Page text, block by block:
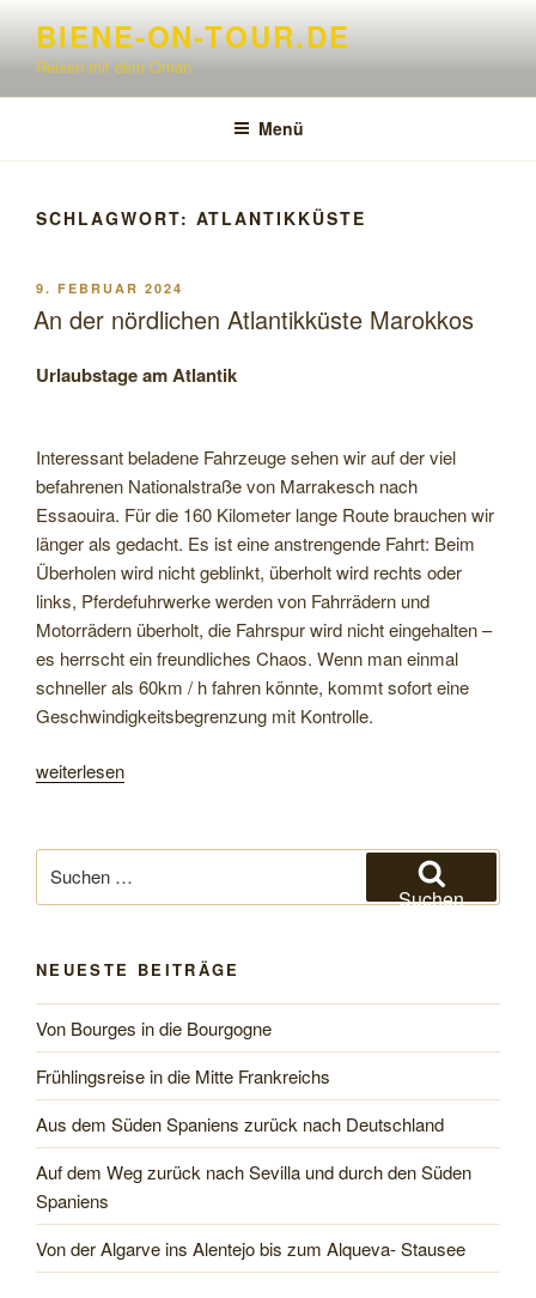
springen
BIENE-ON-TOUR.DE
Reisen mit dem Oman
Menü
SCHLAGWORT: ATLANTIKKÜSTE
VERÖFFENTLICHT
AM
9. FEBRUAR 2024
An der nördlichen Atlantikküste Marokkos
Urlaubstage am Atlantik
Interessant beladene Fahrzeuge sehen wir auf der viel
befahrenen Nationalstraße von Marrakesch nach
Essaouira. Für die 160 Kilometer lange Route brauchen wir
länger als gedacht. Es ist eine anstrengende Fahrt: Beim
Überholen wird nicht geblinkt, überholt wird rechts oder
links, Pferdefuhrwerke werden von Fahrrädern und
Motorrädern überholt, die Fahrspur wird nicht eingehalten –
es herrscht ein freundliches Chaos. Wenn man einmal
schneller als 60km / h fahren könnte, kommt sofort eine
Geschwindigkeitsbegrenzung mit Kontrolle.
„An
Atlantikküste
Marokkos“
weiterlesen
nach:
Suchen
NEUESTE BEITRÄGE
Von Bourges in die Bourgogne
Frühlingsreise in die Mitte Frankreichs
Aus dem Süden Spaniens zurück nach Deutschland
Auf dem Weg zurück nach Sevilla und durch den Süden
Spaniens
Von der Algarve ins Alentejo bis zum Alqueva- Stausee